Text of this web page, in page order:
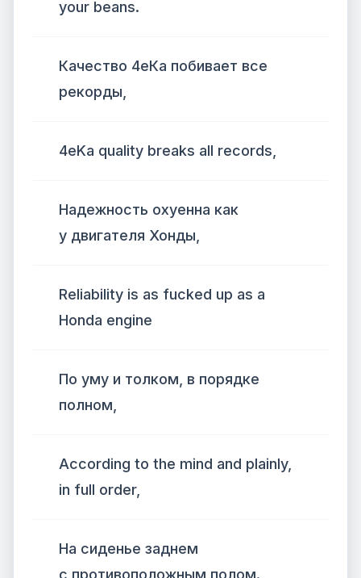
your beans.
Качество 4еКа побивает все
рекорды,
4eKa quality breaks all records,
Надежность охуенна как
у двигателя Хонды,
Reliability is as fucked up as a
Honda engine
По уму и толком, в порядке
полном,
According to the mind and plainly,
in full order,
На сиденье заднем
с противоположным полом.